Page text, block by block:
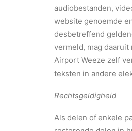
audiobestanden,
website genoemde
desbetreffend
vermeld, mag
Airport Weeze zelf
teksten in andere
Rechtsgeldigheid
Als delen of enkele